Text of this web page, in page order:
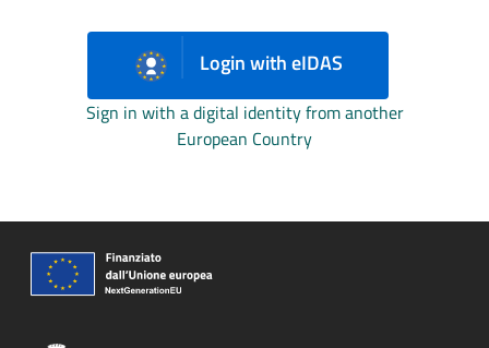
Login with eIDAS
Sign in with a digital identity from another
European Country